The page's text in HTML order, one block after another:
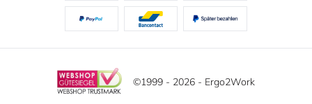
©1999 - 2026 - Ergo2Work